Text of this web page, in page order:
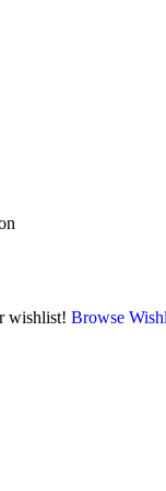
wishlist! Browse